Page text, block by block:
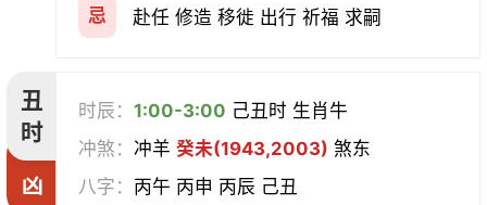
祭祀 祈福 求嗣
普渡 造庙
移徙 分居 出火
忌 赴任 修造 移徙 出行 祈福 求嗣
丑
时
凶
时辰：1:00-3:00 己丑时 生肖牛
冲煞：冲羊癸未(1943,2003) 煞东
八字： 丙午 丙申 丙辰 己丑